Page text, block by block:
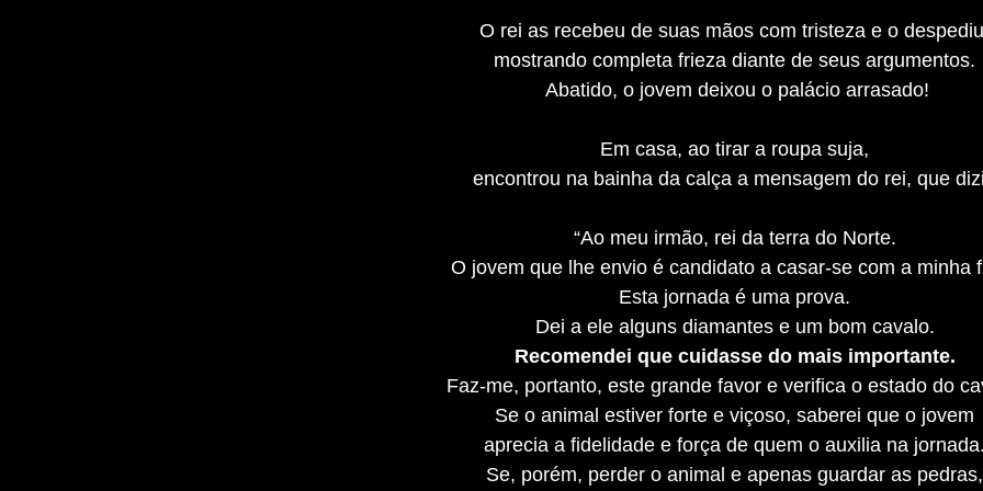
O rei as recebeu de suas mãos com tristeza e o
mostrando completa frieza diante de seus argumentos.
Abatido, o jovem deixou o palácio arrasado!
Em casa, ao tirar a roupa suja,
encontrou na bainha da calça a mensagem do rei, que
“Ao meu irmão, rei da terra do Norte.
O jovem que lhe envio é candidato a casar-se com a minha
Esta jornada é uma prova.
Dei a ele alguns diamantes e um bom cavalo.
Recomendei que cuidasse do mais importante.
Faz-me, portanto, este grande favor e verifica o estado do
Se o animal estiver forte e viçoso, saberei que o jovem
aprecia a fidelidade e força de quem o auxilia na jornada.
Se, porém, perder o animal e apenas guardar as pedras,